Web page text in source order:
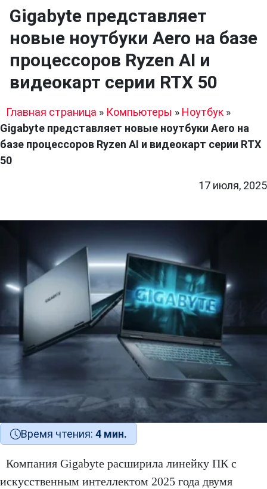
Gigabyte представляет
новые ноутбуки Aero на базе
процессоров Ryzen AI и
видеокарт серии RTX 50
Главная страница » Компьютеры » Ноутбук »
Gigabyte представляет новые ноутбуки Aero на
базе процессоров Ryzen AI и видеокарт серии RTX
50
17 июля, 2025
Время чтения: 4 мин.
Компания Gigabyte расширила линейку ПК с
искусственным интеллектом 2025 года двумя